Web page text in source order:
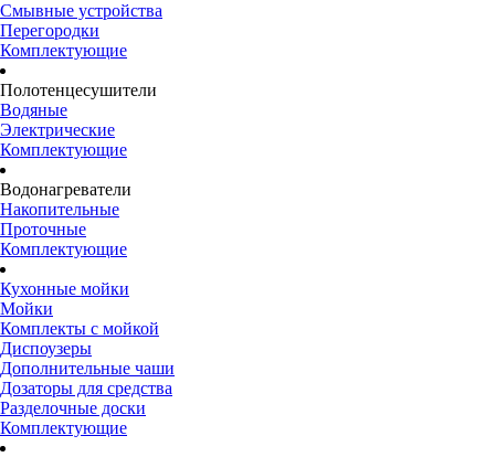
Смывные устройства
Перегородки
Комплектующие
Полотенцесушители
Водяные
Электрические
Комплектующие
Водонагреватели
Накопительные
Проточные
Комплектующие
Кухонные мойки
Мойки
Комплекты с мойкой
Диспоузеры
Дополнительные чаши
Дозаторы для средства
Разделочные доски
Комплектующие